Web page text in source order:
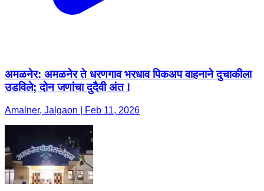
अमळनेर: अमळनेर ते धरणगाव भरधाव पिकअप वाहनाने दुचाकीला
उडविले; दोन जणांचा दुदैवी अंत !
Amalner, Jalgaon | Feb 11, 2026